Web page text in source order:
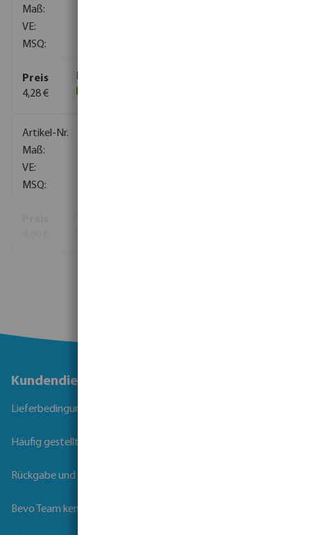
4,28 €
Kundendienst
Lieferbedingungen
Häufig gestellte Fragen
Rückgabe und Garantie
Bevo Team kennenlernen